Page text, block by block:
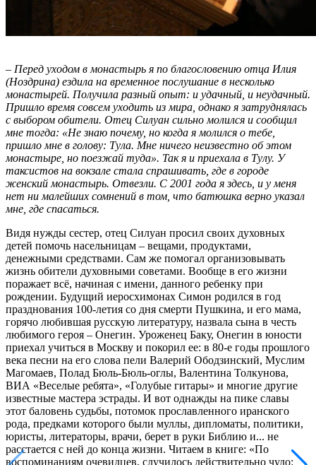
– Перед уходом в монастырь я по благословению отца Илия
(Ноздрина) ездила на временное послушание в несколько
монастырей. Получила разный опыт: и удачный, и неудачный.
Пришло время совсем уходить из мира, однако я затруднялась
с выбором обители. Отец Силуан сильно молился и сообщил
мне тогда: «Не знаю почему, но когда я молился о тебе,
пришло мне в голову: Тула. Мне ничего неизвестно об этом
монастыре, но поезжай туда». Так я и приехала в Тулу. У
таксистов на вокзале стала спрашивать, где в городе
женский монастырь. Отвезли. С 2001 года я здесь, и у меня
нет ни малейших сомнений в том, что батюшка верно указал
мне, где спасаться.
Видя нужды сестер, отец Силуан просил своих духовных
детей помочь насельницам – вещами, продуктами,
денежными средствами. Сам же помогал организовывать
жизнь обители духовными советами. Вообще в его жизни
поражает всё, начиная с имени, данного ребенку при
рождении. Будущий иеросхимонах Симон родился в год
празднования 100-летия со дня смерти Пушкина, и его мама,
горячо любившая русскую литературу, назвала сына в честь
любимого героя – Онегин. Уроженец Баку, Онегин в юности
приехал учиться в Москву и покорил ее: в 80-е годы прошлого
века песни на его слова пели Валерий Ободзинский, Муслим
Магомаев, Полад Бюль-Бюль-оглы, Валентина Толкунова,
ВИА «Веселые ребята», «Голубые гитары» и многие другие
известные мастера эстрады. И вот однажды на пике славы
этот баловень судьбы, потомок прославленного иранского
рода, предками которого были муллы, дипломаты, политики,
юристы, литераторы, врачи, берет в руки Библию и... не
расстается с ней до конца жизни. Читаем в книге: «По
воспоминаниям очевидцев, случилось действительно чудо: